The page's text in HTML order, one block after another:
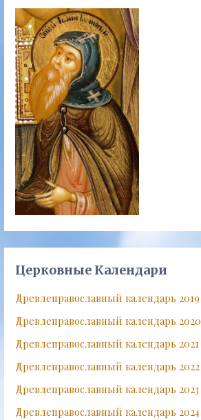
Церковные Календари
Древлеправославный календарь 2019
Древлеправославный календарь 2020
Древлеправославный календарь 2021
Древлеправославный календарь 2022
Древлеправославный календарь 2023
Древлеправославный календарь 2024